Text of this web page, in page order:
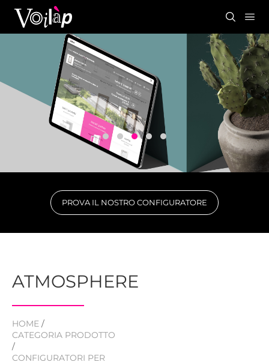
PROVA IL NOSTRO CONFIGURATORE
ATMOSPHERE
HOME /
CATEGORIA PRODOTTO
/
CONFIGURATORI PER